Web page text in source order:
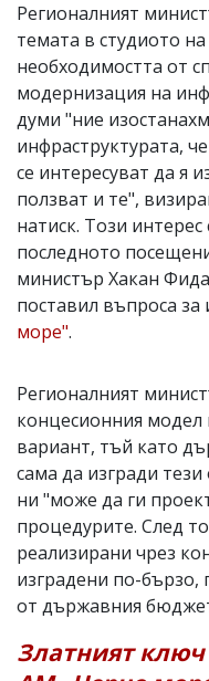
Регионалният
темата в студиото
необходимостта от
модернизация на
думи "ние
инфраструктурата,
се интересуват да я
ползват и те",
натиск. Този
последното
министър Хакан
поставил въпроса за
море".
Регионалният
концесионния модел
вариант, тъй като
сама да изгради
ни "може да ги
процедурите. След
реализирани чрез
изградени по-бързо,
от държавния
Златният